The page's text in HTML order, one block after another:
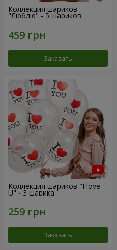
Коллекция шариков
"Люблю" - 5 шариков
Заказать
Коллекция шариков "I love
U" - 3 шарика
Заказать